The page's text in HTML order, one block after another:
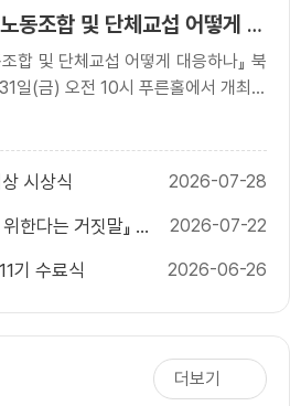
동조합 및 단체교섭 어떻게 대
북콘서트
합 및 단체교섭 어떻게 대응하나』 북
일(금) 오전 10시 푸른홀에서 개최되
는 개정 노란봉투법 ..
시상식 2026-07-28
한다는 거짓말』 출
2026-07-22
기 수료식 2026-06-26
더보기